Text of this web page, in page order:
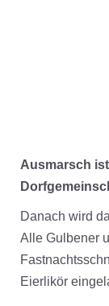
Ausmarsch
Danach wird
Alle Gulbener
Eierlikör